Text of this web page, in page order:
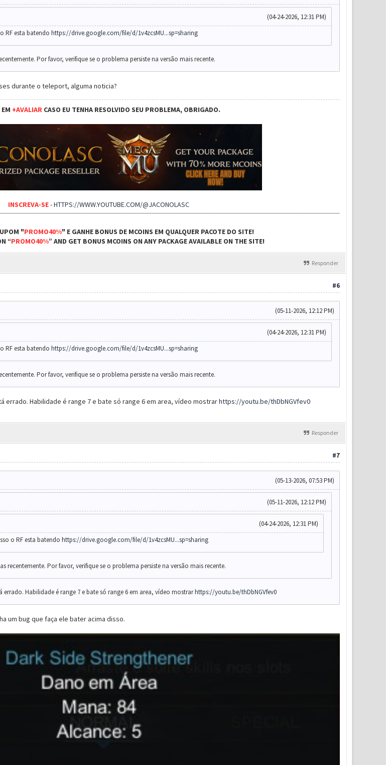
(04-24-2026, 12:31 PM)
RF esta batendo https://drive.google.com/file/d/1v4zcsMU...sp=sharing
Por favor, verifique se o problema persiste na versão mais recente.
durante o teleport, alguma noticia?
+AVALIARCASO EU TENHA RESOLVIDO SEU PROBLEMA, OBRIGADO.
INSCREVA-SE-HTTPS://WWW.YOUTUBE.COM/@JACONOLASC
"PROMO40%" E GANHE BONUS DE MCOINS EM QUALQUER PACOTE DO SITE!
“PROMO40%” AND GET BONUS MCOINS ON ANY PACKAGE AVAILABLE ON THE SITE!
Responder
#6
(05-11-2026, 12:12 PM)
(04-24-2026, 12:31 PM)
RF esta batendo https://drive.google.com/file/d/1v4zcsMU...sp=sharing
Por favor, verifique se o problema persiste na versão mais recente.
errado. Habilidade é range 7 e bate só range 6 em area, vídeo mostrarhttps://youtu.be/thDbNGVfev0
Responder
#7
(05-13-2026, 07:53 PM)
(05-11-2026, 12:12 PM)
(04-24-2026, 12:31 PM)
o RF esta batendo https://drive.google.com/file/d/1v4zcsMU...sp=sharing
recentemente. Por favor, verifique se o problema persiste na versão mais recente.
Habilidade é range 7 e bate só range 6 em area, vídeo mostrarhttps://youtu.be/thDbNGVfev0
um bug que faça ele bater acima disso.